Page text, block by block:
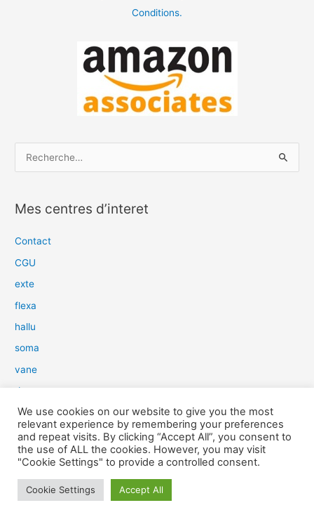
Conditions.
h
e
e
r
:
Mes centres d’interet
Contact
CGU
exte
flexa
hallu
soma
vane
dow
slim
aure
light
We use cookies on our website to give you the most
relevant experience by remembering your preferences
and repeat visits. By clicking “Accept All”, you consent to
the use of ALL the cookies. However, you may visit
"Cookie Settings" to provide a controlled consent.
Cookie Settings Accept All